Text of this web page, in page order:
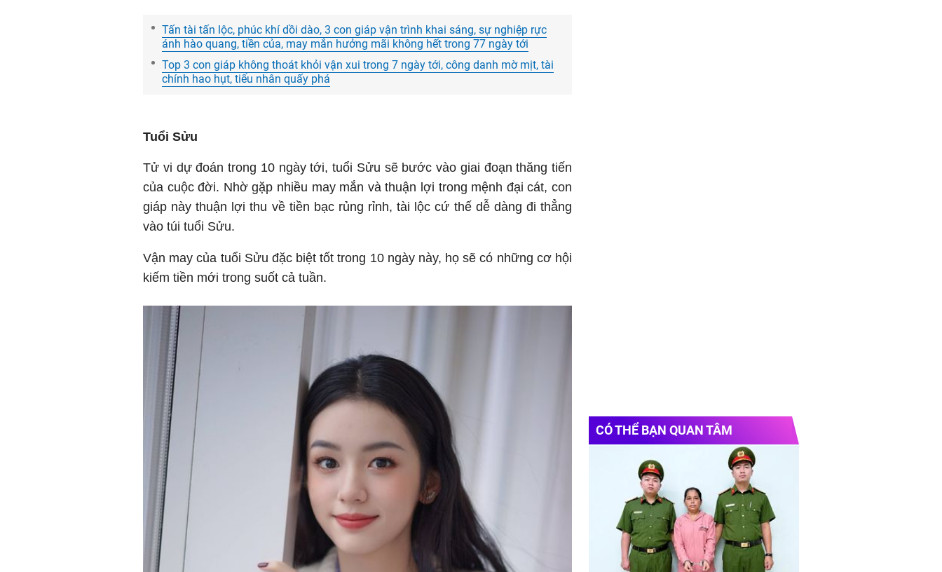
Tấn tài tấn lộc, phúc khí dồi dào, 3 con giáp vận trình khai sáng, sự nghiệp rực
ánh hào quang, tiền của, may mắn hưởng mãi không hết trong 77 ngày tới
Top 3 con giáp không thoát khỏi vận xui trong 7 ngày tới, công danh mờ mịt, tài
chính hao hụt, tiểu nhân quấy phá
Tuổi Sửu
Tử vi dự đoán trong 10 ngày tới, tuổi Sửu sẽ bước vào giai đoạn thăng tiến
của cuộc đời. Nhờ gặp nhiều may mắn và thuận lợi trong mệnh đại cát, con
giáp này thuận lợi thu về tiền bạc rủng rỉnh, tài lộc cứ thế dễ dàng đi thẳng
vào túi tuổi Sửu.
Vận may của tuổi Sửu đặc biệt tốt trong 10 ngày này, họ sẽ có những cơ hội
kiếm tiền mới trong suốt cả tuần.
CÓ THỂ BẠN QUAN TÂM